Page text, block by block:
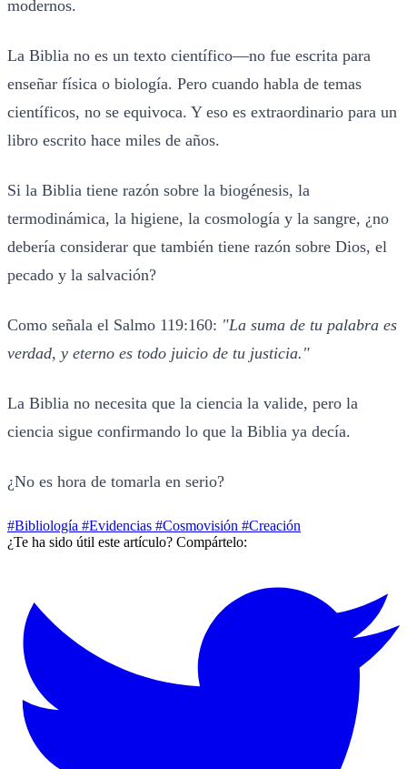
modernos.
La Biblia no es un texto científico—no fue escrita para
enseñar física o biología. Pero cuando habla de temas
científicos, no se equivoca. Y eso es extraordinario para un
libro escrito hace miles de años.
Si la Biblia tiene razón sobre la biogénesis, la
termodinámica, la higiene, la cosmología y la sangre, ¿no
debería considerar que también tiene razón sobre Dios, el
pecado y la salvación?
Como señala el Salmo 119:160: "La suma de tu palabra es
verdad, y eterno es todo juicio de tu justicia."
La Biblia no necesita que la ciencia la valide, pero la
ciencia sigue confirmando lo que la Biblia ya decía.
¿No es hora de tomarla en serio?
#Bibliología #Evidencias #Cosmovisión #Creación
¿Te ha sido útil este artículo? Compártelo: